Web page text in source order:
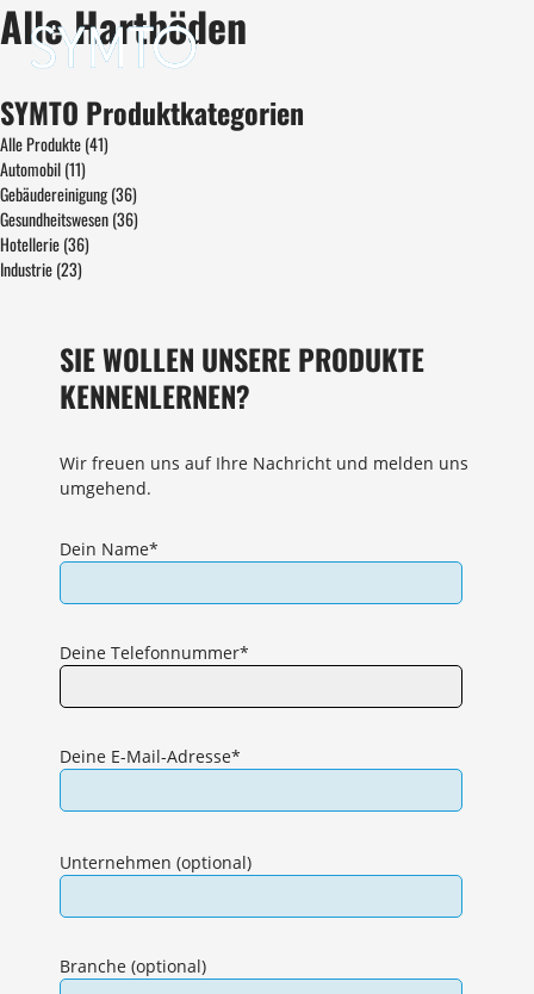
Alle Hartböden
SYMTO Produktkategorien
Alle Produkte(41)
Automobil(11)
Gebäudereinigung(36)
Gesundheitswesen(36)
Hotellerie(36)
Industrie(23)
SIE WOLLEN UNSERE PRODUKTE
KENNENLERNEN?
Wir freuen uns auf Ihre Nachricht und melden uns
umgehend.
Dein Name*
Deine Telefonnummer*
Deine E-Mail-Adresse*
dieses
leer.
Unternehmen (optional)
Branche (optional)